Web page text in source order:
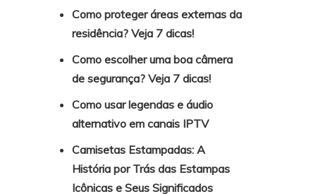
Como proteger áreas externas da
residência? Veja 7 dicas!
Como escolher uma boa câmera
de segurança? Veja 7 dicas!
Como usar legendas e áudio
alternativo em canais IPTV
Camisetas Estampadas: A
História por Trás das Estampas
Icônicas e Seus Significados